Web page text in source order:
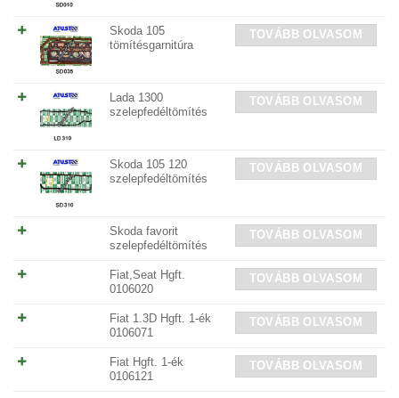
Skoda 105
tömítésgarnitúra
TOVÁBB OLVASOM
Lada 1300
szelepfedéltömítés
TOVÁBB OLVASOM
Skoda 105 120
szelepfedéltömítés
TOVÁBB OLVASOM
Skoda favorit
szelepfedéltömítés
TOVÁBB OLVASOM
Fiat,Seat Hgft.
0106020
TOVÁBB OLVASOM
Fiat 1.3D Hgft. 1-ék
0106071
TOVÁBB OLVASOM
Fiat Hgft. 1-ék
0106121
TOVÁBB OLVASOM